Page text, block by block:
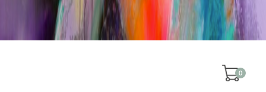
0